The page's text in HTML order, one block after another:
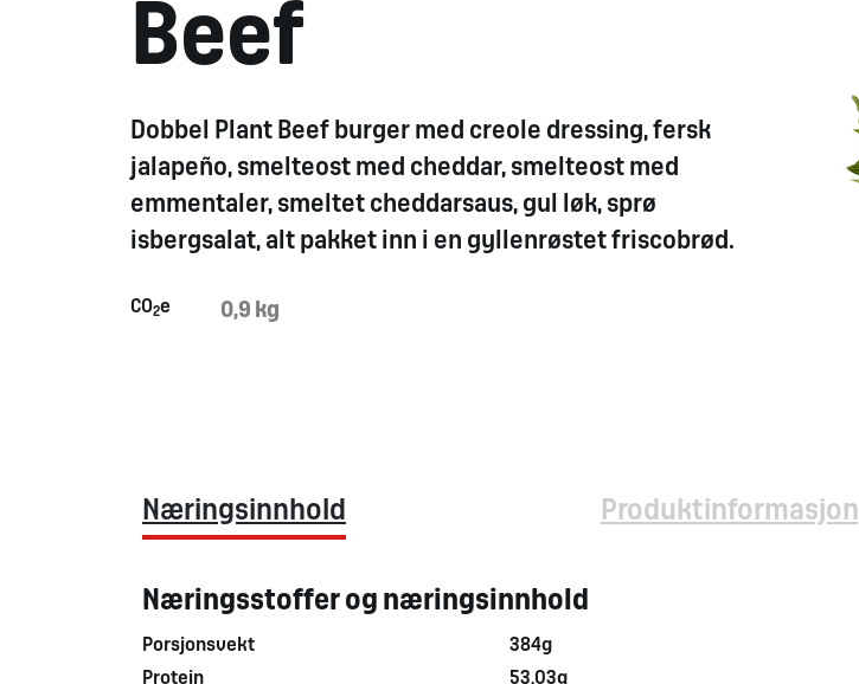
Beef​
Dobbel Plant Beef burger med creole dressing, fersk
jalapeño, smelteost med cheddar, smelteost med
emmentaler, smeltet cheddarsaus, gul løk, sprø
isbergsalat, alt pakket inn i en gyllenrøstet friscobrød.
CO2e 0,9 kg
Næringsinnhold Produktinformasjon
Næringsstoffer og næringsinnhold
Porsjonsvekt
384g
Protein
53,03g